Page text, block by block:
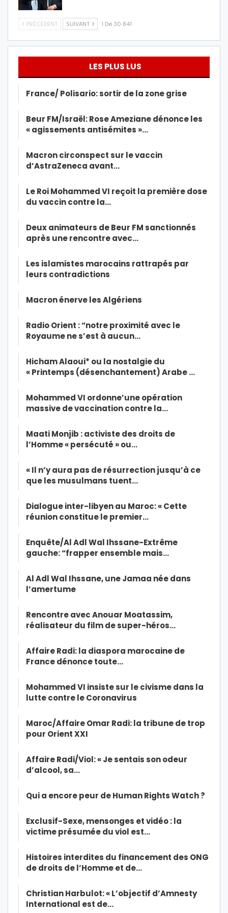
PRÉCÉDENT SUIVANT 1 De 30 841
LES PLUS LUS
France/ Polisario: sortir de la zone grise
Beur FM/Israël: Rose Ameziane dénonce les
« agissements antisémites »…
Macron circonspect sur le vaccin
d’AstraZeneca avant…
Le Roi Mohammed VI reçoit la première dose
du vaccin contre la…
Deux animateurs de Beur FM sanctionnés
après une rencontre avec…
Les islamistes marocains rattrapés par
leurs contradictions
Macron énerve les Algériens
Radio Orient : “notre proximité avec le
Royaume ne s’est à aucun…
Hicham Alaoui* ou la nostalgie du
« Printemps (désenchantement) Arabe …
Mohammed VI ordonne’une opération
massive de vaccination contre la…
Maati Monjib : activiste des droits de
l’Homme « persécuté » ou…
« Il n’y aura pas de résurrection jusqu’à ce
que les musulmans tuent…
Dialogue inter-libyen au Maroc: « Cette
réunion constitue le premier…
Enquête/Al Adl Wal Ihssane-Extrême
gauche: “frapper ensemble mais…
Al Adl Wal Ihssane, une Jamaa née dans
l’amertume
Rencontre avec Anouar Moatassim,
réalisateur du film de super-héros…
Affaire Radi: la diaspora marocaine de
France dénonce toute…
Mohammed VI insiste sur le civisme dans la
lutte contre le Coronavirus
Maroc/Affaire Omar Radi: la tribune de trop
pour Orient XXI
Affaire Radi/Viol: « Je sentais son odeur
d’alcool, sa…
Qui a encore peur de Human Rights Watch ?
Exclusif-Sexe, mensonges et vidéo : la
victime présumée du viol est…
Histoires interdites du financement des ONG
de droits de l’Homme et de…
Christian Harbulot: « L’objectif d’Amnesty
International est de…